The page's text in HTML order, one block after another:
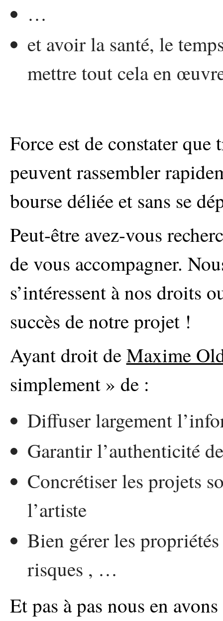
…
et avoir la santé, le
mettre tout cela en
Force est de constater que
peuvent rassembler
bourse déliée et sans se
Peut-être avez-vous
de vous accompagner.
s’intéressent à nos droits
succès de notre projet !
Ayant droit deMaxime
simplement » de :
Diffuser largement
Garantir l’authenticité
Concrétiser les projets
l’artiste
Bien gérer les
risques , …
Et pas à pas nous en